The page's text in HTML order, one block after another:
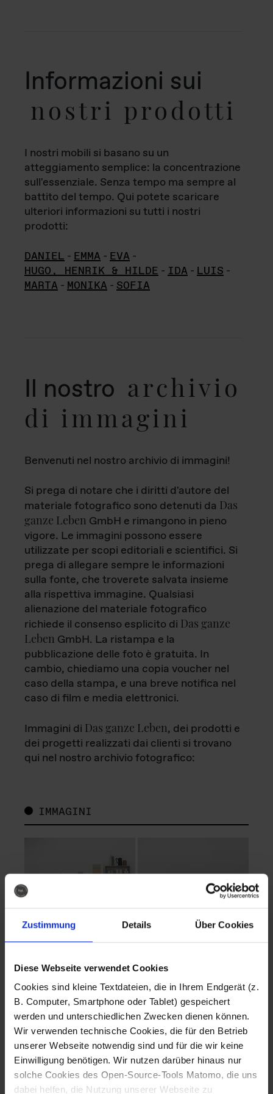
Zustimmung Details Über Cookies
Diese Webseite verwendet Cookies
Cookies sind kleine Textdateien, die in Ihrem Endgerät (z.
B. Computer, Smartphone oder Tablet) gespeichert
werden und unterschiedlichen Zwecken dienen können.
Wir verwenden technische Cookies, die für den Betrieb
unserer Webseite notwendig sind und für die wir keine
Einwilligung benötigen. Wir nutzen darüber hinaus nur
solche Cookies des Open-Source-Tools Matomo, die uns
dabei helfen, die Nutzung unserer Webseite zu
Informazioni sui
nostri prodotti
I nostri mobili si basano su un
atteggiamento semplice: la concentrazione
sull'essenziale. Senza tempo ma sempre al
battito del tempo. Qui potete scaricare
ulteriori informazioni su tutti i nostri
prodotti:
DANIEL - EMMA - EVA -
HUGO, HENRIK & HILDE - IDA - LUIS -
MARTA - MONIKA - SOFIA
Il nostro archivio
di immagini
Benvenuti nel nostro archivio di immagini!
Si prega di notare che i diritti d'autore del
materiale fotografico sono detenuti da Das
ganze Leben GmbH e rimangono in pieno
vigore. Le immagini possono essere
utilizzate per scopi editoriali e scientifici. Si
prega di allegare sempre le informazioni
sulla fonte, che troverete salvata insieme
alla rispettiva immagine. Qualsiasi
alienazione del materiale fotografico
richiede il consenso esplicito di Das ganze
Leben GmbH. La ristampa e la
pubblicazione delle foto è gratuita. In
cambio, chiediamo una copia voucher nel
caso della stampa, e una breve notifica nel
caso di film e media elettronici.
Immagini di Das ganze Leben, dei prodotti e
dei progetti realizzati dai clienti si trovano
qui nel nostro archivio fotografico:
IMMAGINI
Fotografo: Lorenz
Sternbach
Download
Fotografo: Lorenz
Sternbach
Download